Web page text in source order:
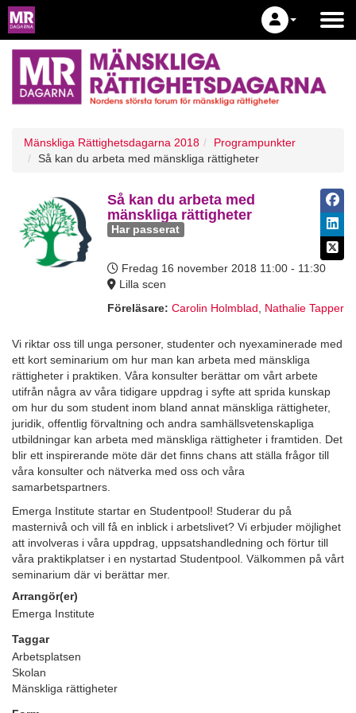
Mänskliga Rättighetsdagarna 2018
Programpunkter
Så kan du arbeta med mänskliga rättigheter
Så kan du arbeta med
mänskliga rättigheter
Har passerat
Fredag 16 november 2018 11:00 - 11:30
Lilla scen
Föreläsare: Carolin Holmblad Nathalie Tapper
Vi riktar oss till unga personer, studenter och nyexaminerade med
ett kort seminarium om hur man kan arbeta med mänskliga
rättigheter i praktiken. Våra konsulter berättar om vårt arbete
utifrån några av våra tidigare uppdrag i syfte att sprida kunskap
om hur du som student inom bland annat mänskliga rättigheter,
juridik, offentlig förvaltning och andra samhällsvetenskapliga
utbildningar kan arbeta med mänskliga rättigheter i framtiden. Det
blir ett inspirerande möte där det finns chans att ställa frågor till
våra konsulter och nätverka med oss och våra
samarbetspartners.
Emerga Institute startar en Studentpool! Studerar du på
masternivå och vill få en inblick i arbetslivet? Vi erbjuder möjlighet
att involveras i våra uppdrag, uppsatshandledning och förtur till
våra praktikplatser i en nystartad Studentpool. Välkommen på vårt
seminarium där vi berättar mer.
Arrangör(er)
Emerga Institute
Taggar
Arbetsplatsen
Skolan
Mänskliga rättigheter